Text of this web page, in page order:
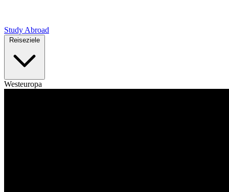
Study Abroad
Westeuropa